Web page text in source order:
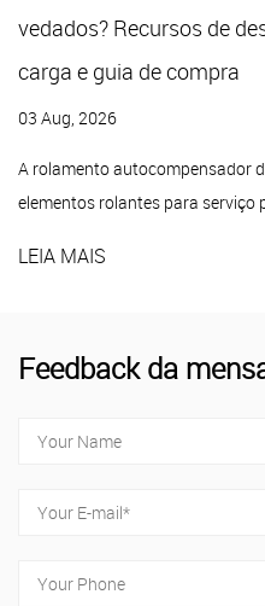
vedados? Recursos de
carga e guia de compra
03 Aug, 2026
A rolamento autocompensador
elementos rolantes para serviço
LEIA MAIS
Feedback da